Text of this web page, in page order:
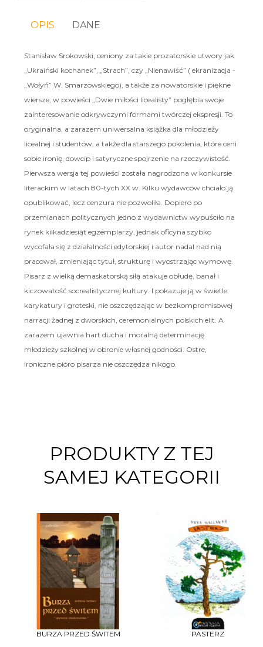
OPIS DANE
Stanisław Srokowski, ceniony za takie prozatorskie utwory jak
„Ukraiński kochanek”, „Strach”, czy „Nienawiść” ( ekranizacja -
„Wołyń” W. Smarzowskiego), a także za nowatorskie i piękne
wiersze, w powieści „Dwie miłości licealisty” pogłębia swoje
zainteresowanie odkrywczymi formami twórczej ekspresji. To
oryginalna, a zarazem uniwersalna książka dla młodzieży
licealnej i studentów, a także dla starszego pokolenia, które ceni
sobie ironię, dowcip i satyryczne spojrzenie na rzeczywistość.
Pierwsza wersja tej powieści została nagrodzona w konkursie
literackim w latach 80-tych XX w. Kilku wydawców chciało ją
opublikować, lecz cenzura nie pozwoliła. Dopiero po
przemianach politycznych jedno z wydawnictw wypuściło na
rynek kilkadziesiąt egzemplarzy, jednak oficyna szybko
wycofała się z działalności edytorskiej i autor nadal nad nią
pracował, zmieniając tytuł, strukturę i wyostrzając wymowę.
Pisarz z wielką demaskatorską siłą atakuje obłudę, banał i
kiczowatość socrealistycznej kultury. I pokazuje ją w świetle
karykatury i groteski, nie oszczędzając w bezkompromisowej
narracji żadnej z dworskich, ceremonialnych polskich elit. A
zarazem ujawnia hart ducha i moralną determinację
młodzieży szkolnej w obronie własnej godności. Ostre,
ironiczne pióro pisarza nie oszczędza nikogo.
PRODUKTY Z TEJ
SAMEJ KATEGORII
BURZA PRZED ŚWITEM PASTERZ